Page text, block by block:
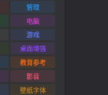
管理
电脑
游戏
桌面增强
教育参考
影音
壁纸字体